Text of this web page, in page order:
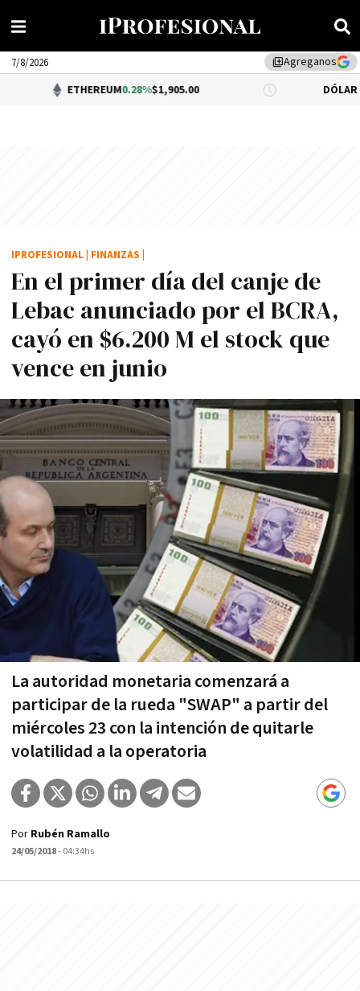
library_addAgreganos
7/8/2026
ETHEREUM0.28%$1,905.00 DÓLAR BNA
En el primer dí­a del canje de
Lebac anunciado por el BCRA,
cayó en $6.200 M el stock que
vence en junio
La autoridad monetaria comenzará a
participar de la rueda "SWAP" a partir del
miércoles 23 con la intención de quitarle
volatilidad a la operatoria
IPROFESIONAL FINANZAS
Por Rubén Ramallo
24/05/2018- 04:34hs